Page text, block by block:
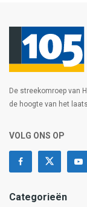
De streekomroep van
de hoogte van het
VOLG ONS OP
Categorieën